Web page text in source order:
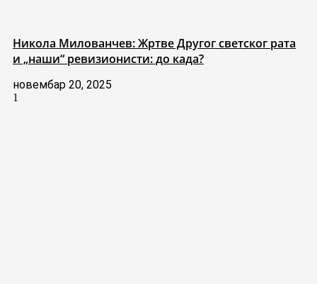
Никола Милованчев: Жртве Другог светског рата
и „наши“ ревизионисти: до када?
новембар 20, 2025